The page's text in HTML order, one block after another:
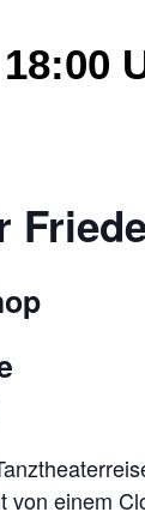
einem